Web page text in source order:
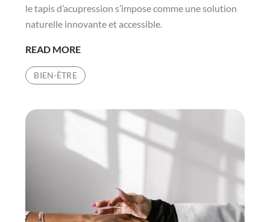
le tapis d’acupression s’impose comme une solution
naturelle innovante et accessible.
READ MORETOUT
SAVOIR
SUR
TAPIS
D’ACUPRESSION
BIENFAITS
CONSEILS
D’UTILISATION
BIEN-ÊTRE